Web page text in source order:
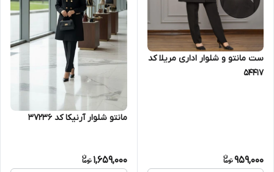
ست مانتو و شلوار اداری مریلا کد
54417
959,000
مانتو شلوار آرنیکا کد 37236
1,659,000